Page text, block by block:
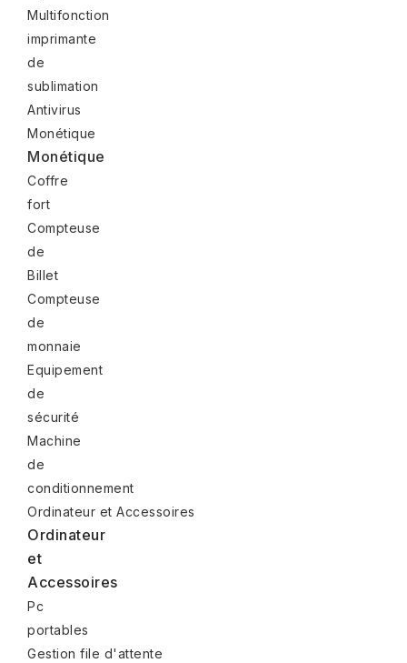
Multifonction
imprimante
de
sublimation
Antivirus
Monétique
Monétique
Coffre
fort
Compteuse
de
Billet
Compteuse
de
monnaie
Equipement
de
sécurité
Machine
de
conditionnement
Ordinateur et Accessoires
Ordinateur
et
Accessoires
Pc
portables
Gestion file d'attente